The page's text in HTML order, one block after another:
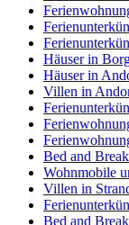
Häuser in
Häuser in
Villen in
Bed and
Wohnmobile
Villen in
Bed and